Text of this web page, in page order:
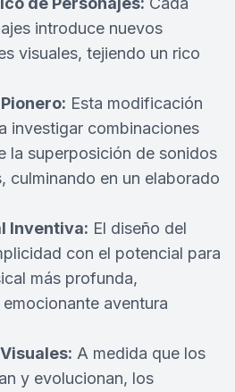
introduce nuevos
visuales, tejiendo un rico
Esta modificación
investigar combinaciones
la superposición de sonidos
culminando en un elaborado
Inventiva: El diseño del
con el potencial para
más profunda,
aventura
A medida que los
y evolucionan, los